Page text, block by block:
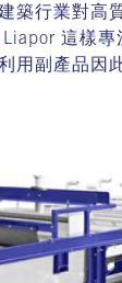
築行業對高
這樣
用副產品因